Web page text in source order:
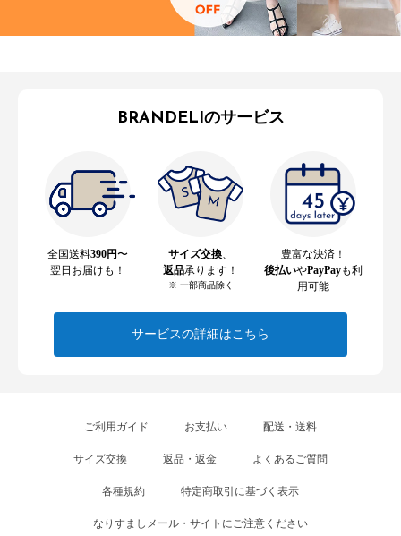
BRANDELIのサービス
全国送料390円〜
翌日お届けも！
サイズ交換
返品承ります！
※ 一部商品除く
豊富な決済！
後払いやPayPayも利
用可能
サービスの詳細はこちら
ご利用ガイド お支払い 配送・送料
サイズ交換 返品・返金 よくあるご質問
各種規約 特定商取引に基づく表示
なりすましメール・サイトにご注意ください